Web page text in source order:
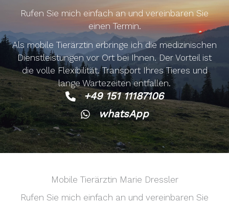
Rufen Sie mich einfach an und vereinbaren Sie
einen Termin.
Als mobile Tierärztin erbringe ich die medizinischen
Dienstleistungen vor Ort bei Ihnen. Der Vorteil ist
die volle Flexibilität. Transport Ihres Tieres und
lange Wartezeiten entfallen.
+49 151 11187106
whatsApp
Mobile Tierärztin Marie Dressler
Rufen Sie mich einfach an und vereinbaren Sie